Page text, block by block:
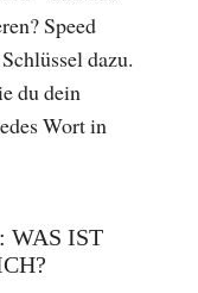
Speed
dazu.
du dein
Wort in
WAS IST